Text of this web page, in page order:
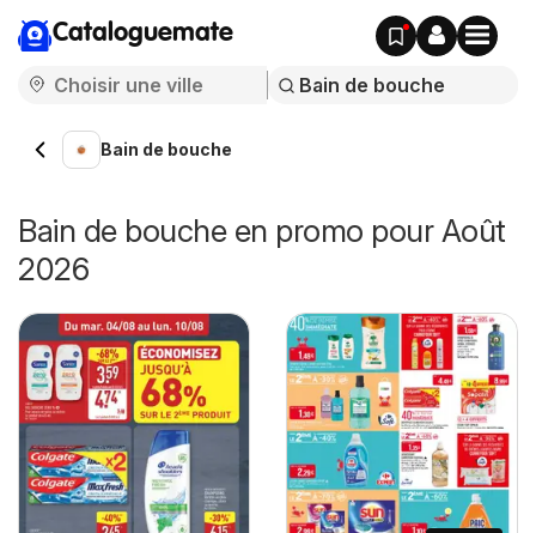
Cataloguemate
Bain de bouche
Bain de bouche en promo pour Août
2026